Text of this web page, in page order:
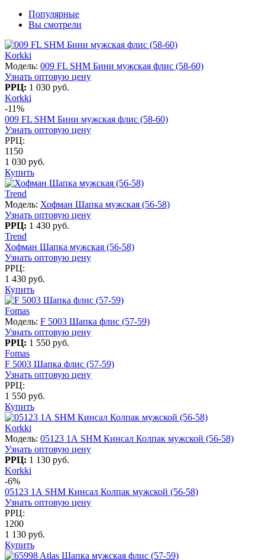
Популярные
Вы смотрели
Korkki
Модель: 009 FL SHM Бини мужская флис (58-60)
Узнать оптовую цену
РРЦ: 1 030 руб.
Korkki
-11%
009 FL SHM Бини мужская флис (58-60)
Узнать оптовую цену
РРЦ:
1150
1 030 руб.
Купить
Trend
Модель: Хофман Шапка мужская (56-58)
Узнать оптовую цену
РРЦ: 1 430 руб.
Trend
Хофман Шапка мужская (56-58)
Узнать оптовую цену
РРЦ:
1 430 руб.
Купить
Fomas
Модель: F 5003 Шапка флис (57-59)
Узнать оптовую цену
РРЦ: 1 550 руб.
Fomas
F 5003 Шапка флис (57-59)
Узнать оптовую цену
РРЦ:
1 550 руб.
Купить
Korkki
Модель: 05123 1А SHM Кинсал Колпак мужской (56-58)
Узнать оптовую цену
РРЦ: 1 130 руб.
Korkki
-6%
05123 1А SHM Кинсал Колпак мужской (56-58)
Узнать оптовую цену
РРЦ:
1200
1 130 руб.
Купить